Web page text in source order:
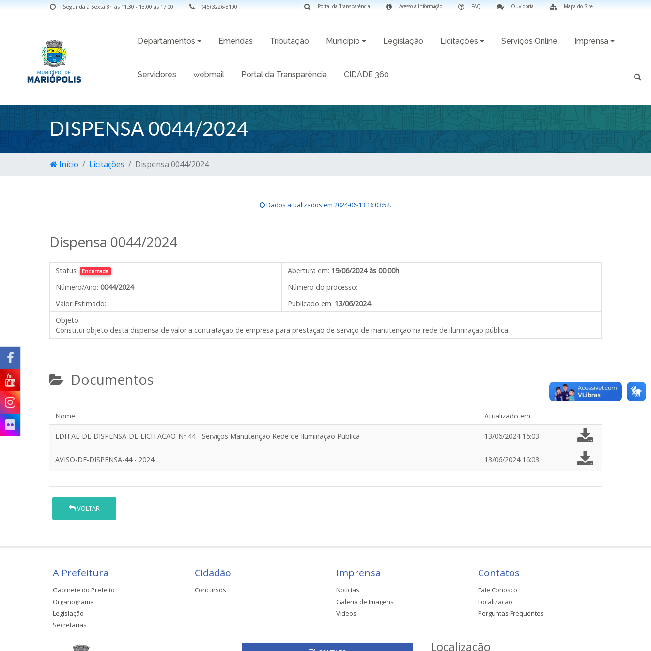
Segunda à Sexta 8h às 11:30 - 13:00 às 17:00 (46) 3226-8100 Mapa do Site
Ouvidoria
FAQ
Acesso à Informação
Portal da Transparência
Departamentos Emendas Tributação Município Legislação Licitações Serviços Online Imprensa
Servidores webmail Portal da Transparência CIDADE 360
DISPENSA 0044/2024
Início Licitações Dispensa 0044/2024
Dados atualizados em 2024-06-13 16:03:52.
Dispensa 0044/2024
Status: Encerrada Abertura em: 19/06/2024 às 00:00h
Número/Ano: 0044/2024
Número do processo:
Valor Estimado:
Publicado em: 13/06/2024
Objeto:
Constitui objeto desta dispensa de valor a contratação de empresa para prestação de serviço de manutenção na rede de iluminação pública.
Documentos
Nome Atualizado em
EDITAL-DE-DISPENSA-DE-LICITACAO-Nº 44 - Serviços Manutenção Rede de Iluminação Pública 13/06/2024 16:03
AVISO-DE-DISPENSA-44 - 2024 13/06/2024 16:03
VOLTAR
A Prefeitura
Gabinete do Prefeito
Organograma
Legislação
Secretarias
Cidadão
Concursos
Imprensa
Notícias
Galeria de Imagens
Vídeos
Contatos
Fale Conosco
Localização
Perguntas Frequentes
Localização